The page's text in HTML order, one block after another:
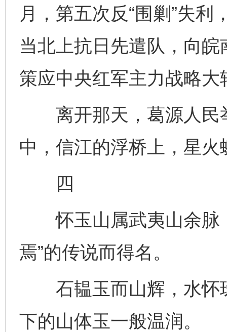
月，第五次反“围剿”失
当北上抗日先遣队，向
策应中央红军主力战略大
离开那天，葛源人民
中，信江的浮桥上，星火
四
怀玉山属武夷山余脉
焉”的传说而得名。
石韫玉而山辉，水怀
下的山体玉一般温润。